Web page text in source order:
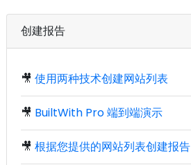
创建报告
🎥 使用两种技术创建网站列表
🎥 BuiltWith Pro 端到端演示
🎥 根据您提供的网站列表创建报告